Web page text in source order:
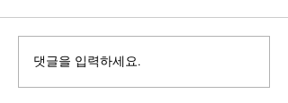
댓글을 입력하세요.